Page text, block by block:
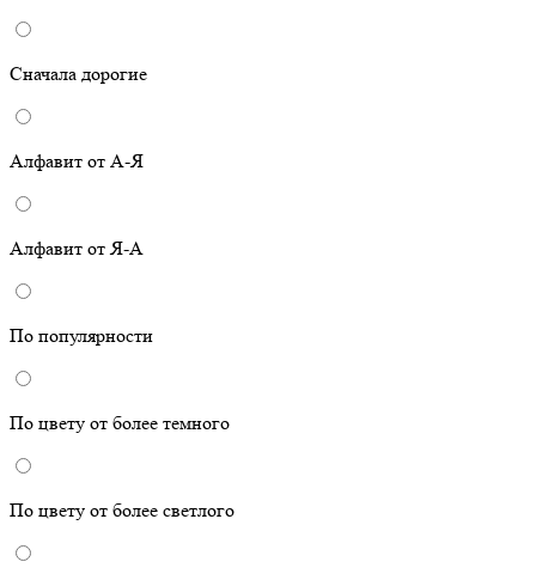
Сначала дорогие
Алфавит от А-Я
Алфавит от Я-А
По популярности
По цвету от более темного
По цвету от более светлого